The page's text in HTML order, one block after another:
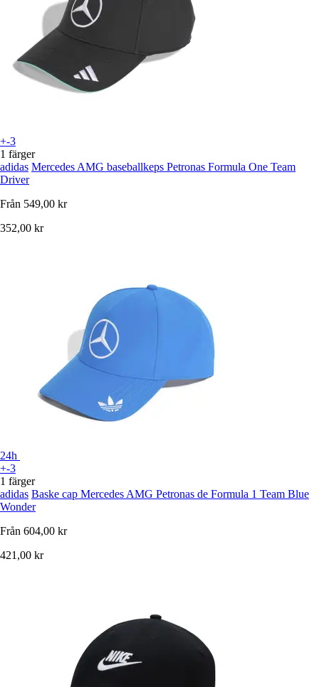
+-3
1 färger
adidas Mercedes AMG baseballkeps Petronas Formula One Team
Driver
Från 549,00 kr
352,00 kr
24h
+-3
1 färger
adidas Baske cap Mercedes AMG Petronas de Formula 1 Team Blue
Wonder
Från 604,00 kr
421,00 kr